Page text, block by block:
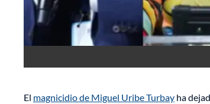
El magnicidio de Miguel Uribe Turbay ha